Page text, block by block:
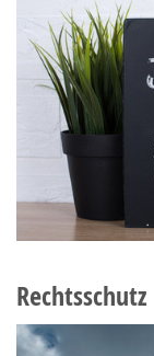
Rechtsschutz